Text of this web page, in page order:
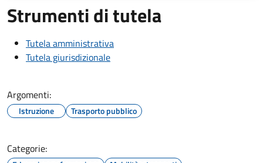
Strumenti di tutela
Tutela amministrativa
Tutela giurisdizionale
Argomenti:
Istruzione Trasporto pubblico
Categorie: